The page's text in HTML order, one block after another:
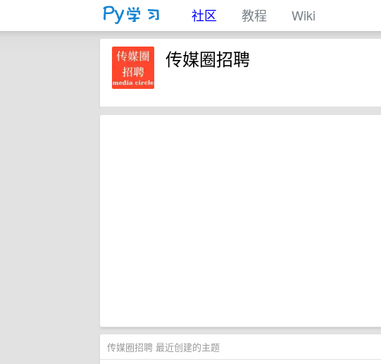
社区 教程 Wiki
传媒圈招聘
传媒圈招聘 最近创建的主题